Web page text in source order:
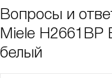
Вопросы и
Miele H2661BP
белый